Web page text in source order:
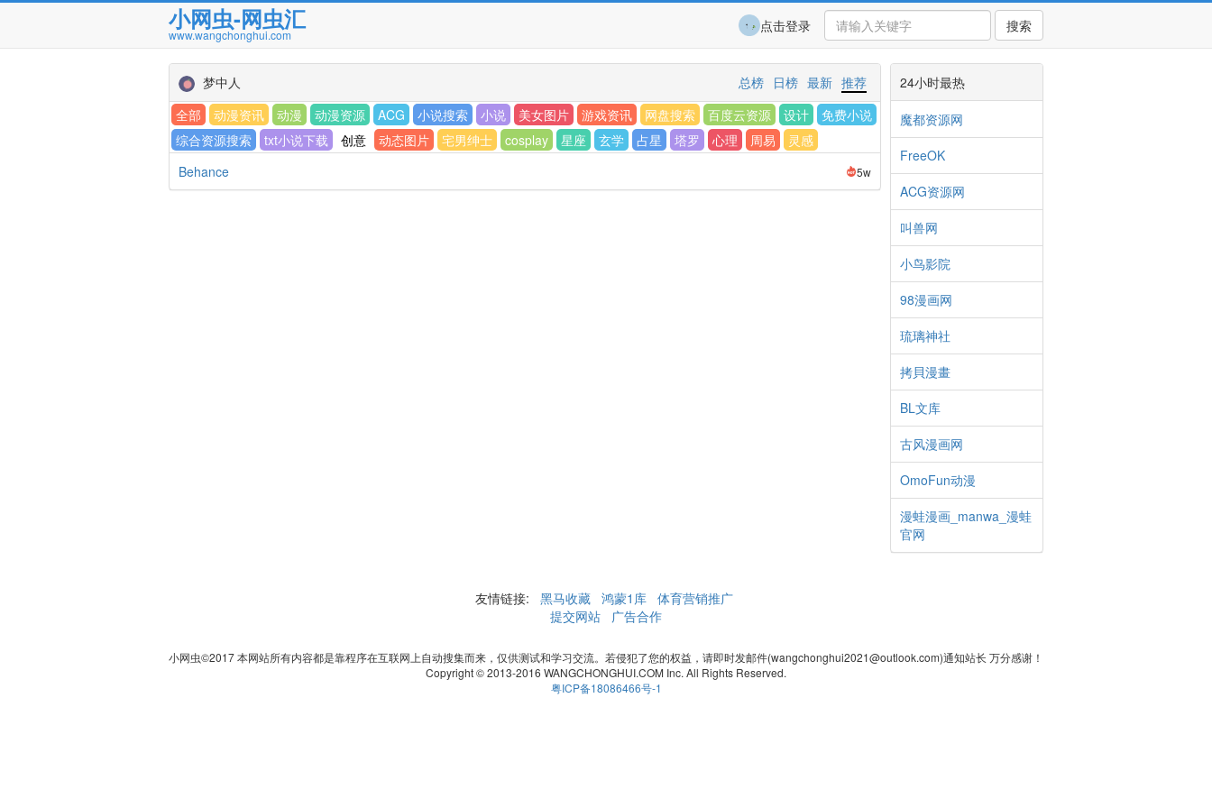
小网虫-网虫汇
www.wangchonghui.com 搜索
点击登录
梦中人 推荐
最新
日榜
总榜
全部
动漫资讯 动漫 动漫资源 ACG 小说搜索 小说 美女图片 游戏资讯 网盘搜索 百度云资源 设计
免费小说
综合资源搜索
txt小说下载 创意 动态图片 宅男绅士 cosplay 星座 玄学 占星 塔罗 心理 周易
灵感
Behance
5w
24小时最热
魔都资源网
FreeOK
ACG资源网
叫兽网
小鸟影院
98漫画网
琉璃神社
拷貝漫畫
BL文库
古风漫画网
OmoFun动漫
漫蛙漫画_manwa_漫蛙
官网
友情链接: 黑马收藏 鸿蒙1库 体育营销推广
提交网站
广告合作
小网虫©2017 本网站所有内容都是靠程序在互联网上自动搜集而来，仅供测试和学习交流。若侵犯了您的权益，请即时发邮件(wangchonghui2021@outlook.com)通知站长 万分感谢！
Copyright © 2013-2016 WANGCHONGHUI.COM Inc. All Rights Reserved.
粤ICP备18086466号-1